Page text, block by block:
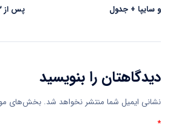
و سایپا + جدول
پس از ۱۳ سال ممنوعیت
دیدگاهتان را بنویسید
نشانی ایمیل شما منتشر نخواهد شد. بخش‌های
*